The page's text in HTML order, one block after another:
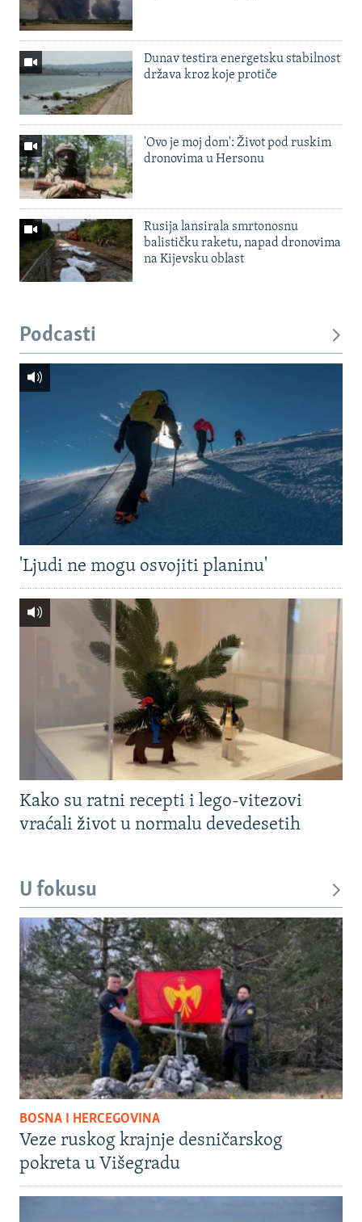
Dunav testira energetsku stabilnost
država kroz koje protiče
'Ovo je moj dom': Život pod ruskim
dronovima u Hersonu
Rusija lansirala smrtonosnu
balističku raketu, napad dronovima
na Kijevsku oblast
Podcasti
'Ljudi ne mogu osvojiti planinu'
Kako su ratni recepti i lego-vitezovi
vraćali život u normalu devedesetih
U fokusu
BOSNA I HERCEGOVINA
Veze ruskog krajnje desničarskog
pokreta u Višegradu